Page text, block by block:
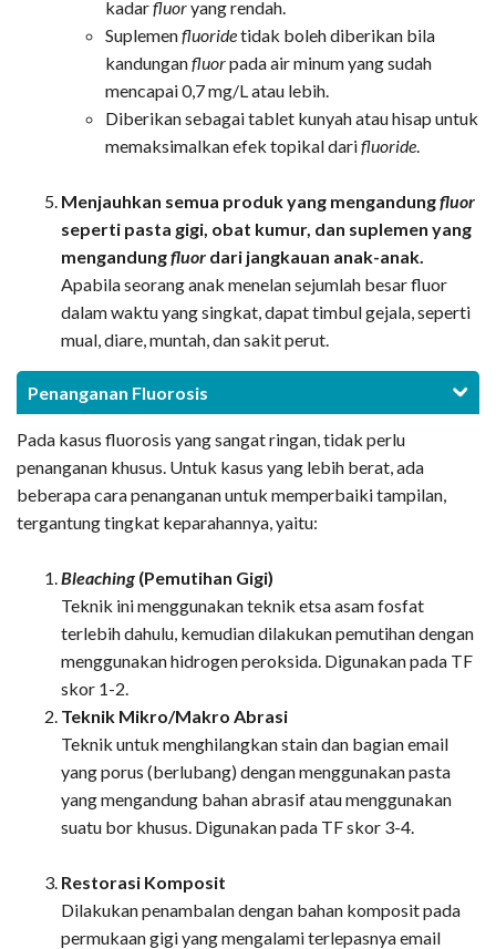
kadarfluoryang rendah.
Suplemenfluoridetidak boleh diberikan bila
kandunganfluorpada air minum yang sudah
mencapai 0,7 mg/L atau lebih.
Diberikan sebagai tablet kunyah atau hisap untuk
memaksimalkan efek topikal darifluoride
Menjauhkan semua produk yang mengandungfluor
seperti pasta gigi, obat kumur, dan suplemen yang
mengandungfluor dari jangkauan anak-anak.
Apabila seorang anak menelan sejumlah besar fluor
dalam waktu yang singkat, dapat timbul gejala, seperti
mual, diare, muntah, dan sakit perut.
Penanganan Fluorosis
Pada kasus fluorosis yang sangat ringan, tidak perlu
penanganan khusus. Untuk kasus yang lebih berat, ada
beberapa cara penanganan untuk memperbaiki tampilan,
tergantung tingkat keparahannya, yaitu:
Bleaching (Pemutihan Gigi)
Teknik ini menggunakan teknik etsa asam fosfat
terlebih dahulu, kemudian dilakukan pemutihan dengan
menggunakan hidrogen peroksida. Digunakan pada TF
skor 1-2.
Teknik Mikro/Makro Abrasi
Teknik untuk menghilangkan stain dan bagian email
yang porus (berlubang) dengan menggunakan pasta
yang mengandung bahan abrasif atau menggunakan
suatu bor khusus. Digunakan pada TF skor 3-4.
Restorasi Komposit
Dilakukan penambalan dengan bahan komposit pada
permukaan gigi yang mengalami terlepasnya email